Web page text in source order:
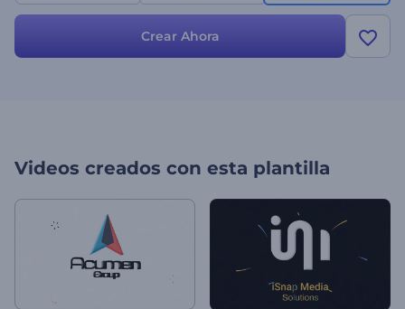
de canales, comerciales de televisión, aperturas de presentaciones y
Crear Ahora
Videos creados con esta plantilla